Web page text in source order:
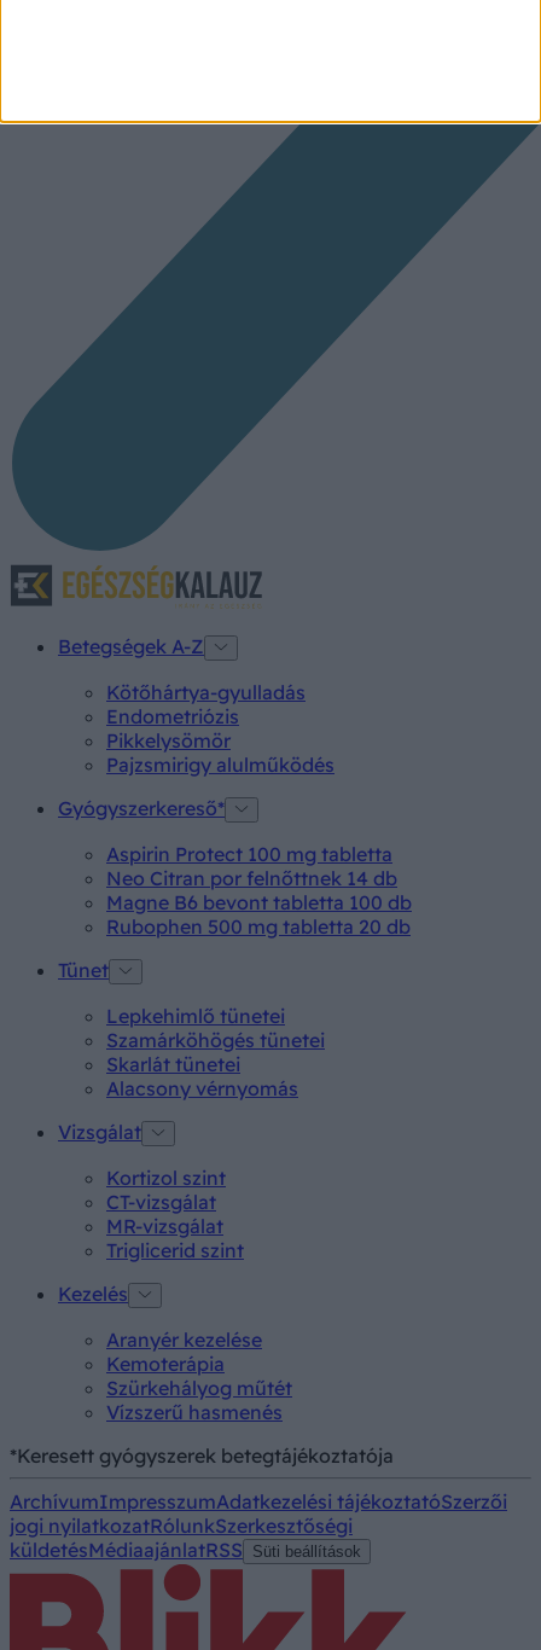
Betegségek A-Z
Kötőhártya-gyulladás
Endometriózis
Pikkelysömör
Pajzsmirigy alulműködés
Gyógyszerkereső*
Aspirin Protect 100 mg tabletta
Neo Citran por felnőttnek 14 db
Magne B6 bevont tabletta 100 db
Rubophen 500 mg tabletta 20 db
Tünet
Lepkehimlő tünetei
Szamárköhögés tünetei
Skarlát tünetei
Alacsony vérnyomás
Vizsgálat
Kortizol szint
CT-vizsgálat
MR-vizsgálat
Triglicerid szint
Kezelés
Aranyér kezelése
Kemoterápia
Szürkehályog műtét
Vízszerű hasmenés
*Keresett gyógyszerek betegtájékoztatója
ArchívumImpresszumAdatkezelési tájékoztatóSzerzői
jogi nyilatkozatRólunkSzerkesztőségi
küldetésMédiaajánlatRSS Süti beállítások